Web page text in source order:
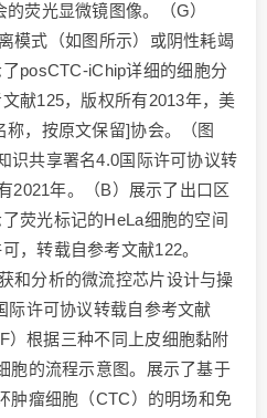
荧光显微镜图像。（G）
模式（如图所示）或阴性耗竭
posCTC-iChip详细的细胞分
献125，版权所有2013年，美
，按原文保留]协会。（图
识共享署名4.0国际许可协议转
2021年。（B）展示了出口区
荧光标记的HeLa细胞的空间
，转载自参考文献122。
和分析的微流控芯片设计与操
际许可协议转载自参考文献
）根据三种不同上皮细胞黏附
胞的流程示意图。展示了基于
肿瘤细胞（CTC）的明场和免